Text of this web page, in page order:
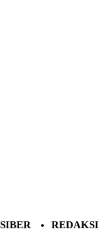
REDAKSI